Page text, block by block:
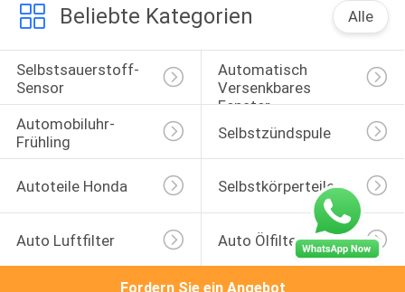
Beliebte Kategorien Alle
Selbstsauerstoff-
Sensor
Automatisch
Versenkbares
Fenster-
Selbstschalter
Automobiluhr-
Frühling
Selbstzündspule
Autoteile Honda Selbstkörperteile
Auto Luftfilter Auto Ölfilter
Fordern Sie ein Angebot